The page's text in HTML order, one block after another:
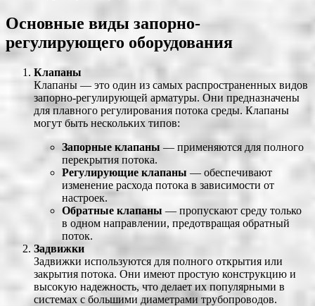
Основные виды запорно-
регулирующего оборудования
Клапаны
Клапаны — это один из самых распространенных видов
запорно-регулирующей арматуры. Они предназначены
для плавного регулирования потока среды. Клапаны
могут быть нескольких типов:
Запорные клапаны — применяются для полного
перекрытия потока.
Регулирующие клапаны — обеспечивают
изменение расхода потока в зависимости от
настроек.
Обратные клапаны — пропускают среду только
в одном направлении, предотвращая обратный
поток.
Задвижки
Задвижки используются для полного открытия или
закрытия потока. Они имеют простую конструкцию и
высокую надежность, что делает их популярными в
системах с большими диаметрами трубопроводов.